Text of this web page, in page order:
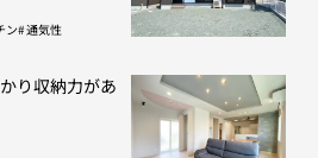
ン 通気性
り収納力があ